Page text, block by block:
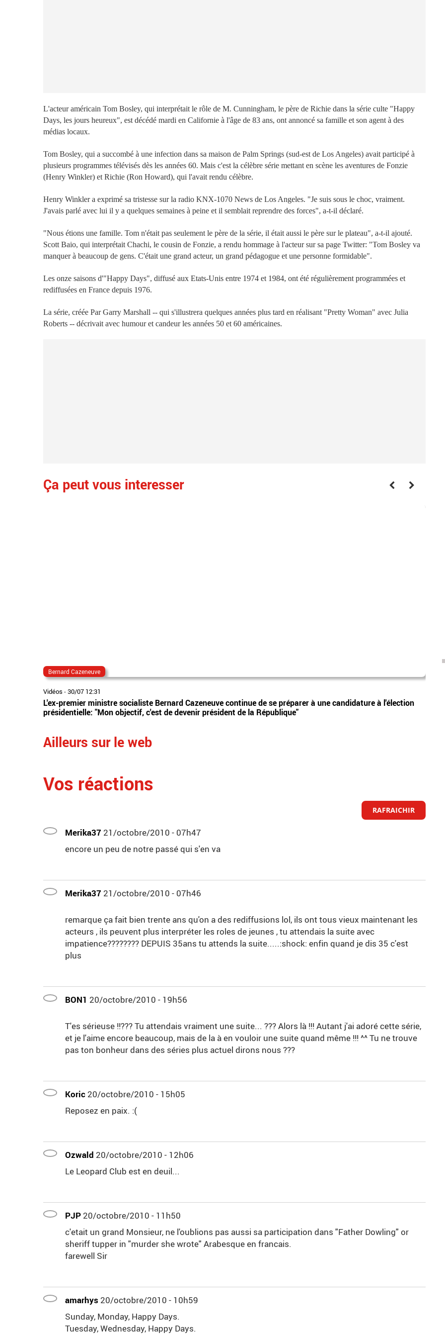
L'acteur américain Tom Bosley, qui interprétait le rôle de M. Cunningham, le père de Richie dans la série culte "Happy
Days, les jours heureux", est décédé mardi en Californie à l'âge de 83 ans, ont annoncé sa famille et son agent à des
médias locaux.
Tom Bosley, qui a succombé à une infection dans sa maison de Palm Springs (sud-est de Los Angeles) avait participé à
plusieurs programmes télévisés dès les années 60. Mais c'est la célèbre série mettant en scène les aventures de Fonzie
(Henry Winkler) et Richie (Ron Howard), qui l'avait rendu célèbre.
Henry Winkler a exprimé sa tristesse sur la radio KNX-1070 News de Los Angeles. "Je suis sous le choc, vraiment.
J'avais parlé avec lui il y a quelques semaines à peine et il semblait reprendre des forces", a-t-il déclaré.
"Nous étions une famille. Tom n'était pas seulement le père de la série, il était aussi le père sur le plateau", a-t-il ajouté.
Scott Baio, qui interprétait Chachi, le cousin de Fonzie, a rendu hommage à l'acteur sur sa page Twitter: "Tom Bosley va
manquer à beaucoup de gens. C'était une grand acteur, un grand pédagogue et une personne formidable".
Les onze saisons d'"Happy Days", diffusé aux Etats-Unis entre 1974 et 1984, ont été régulièrement programmées et
rediffusées en France depuis 1976.
La série, créée Par Garry Marshall -- qui s'illustrera quelques années plus tard en réalisant "Pretty Woman" avec Julia
Roberts -- décrivait avec humour et candeur les années 50 et 60 américaines.
Ça peut vous interesser
Bernard Cazeneuve
Vidéos -30/07 12:31
L'ex-premier ministre socialiste Bernard Cazeneuve continue de se préparer à une candidature à l'élection
présidentielle: "Mon objectif, c'est de devenir président de la République"
Ailleurs sur le web
Vos réactions
RAFRAICHIR
Merika37 21/octobre/2010 - 07h47
encore un peu de notre passé qui s'en va
Merika37 21/octobre/2010 - 07h46
remarque ça fait bien trente ans qu'on a des rediffusions lol, ils ont tous vieux maintenant les
acteurs , ils peuvent plus interpréter les roles de jeunes , tu attendais la suite avec
impatience???????? DEPUIS 35ans tu attends la suite.....:shock: enfin quand je dis 35 c'est
plus
BON1 20/octobre/2010 - 19h56
T'es sérieuse !!??? Tu attendais vraiment une suite... ??? Alors là !!! Autant j'ai adoré cette série,
et je l'aime encore beaucoup, mais de la à en vouloir une suite quand même !!! ^^ Tu ne trouve
pas ton bonheur dans des séries plus actuel dirons nous ???
Koric 20/octobre/2010 - 15h05
Reposez en paix. :(
Ozwald 20/octobre/2010 - 12h06
Le Leopard Club est en deuil...
PJP 20/octobre/2010 - 11h50
c'etait un grand Monsieur, ne l'oublions pas aussi sa participation dans "Father Dowling" or
sheriff tupper in "murder she wrote" Arabesque en francais.
farewell Sir
amarhys 20/octobre/2010 - 10h59
Sunday, Monday, Happy Days.
Tuesday, Wednesday, Happy Days.